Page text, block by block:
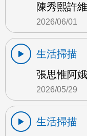
陳秀熙許
2026/06/01
生活掃描
張思惟阿
2026/05/29
生活掃描